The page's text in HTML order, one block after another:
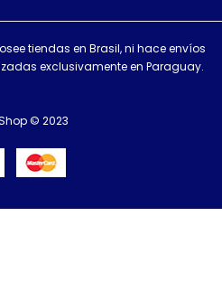
tiendas en Brasil, ni hace envíos
exclusivamente en Paraguay.
© 2023